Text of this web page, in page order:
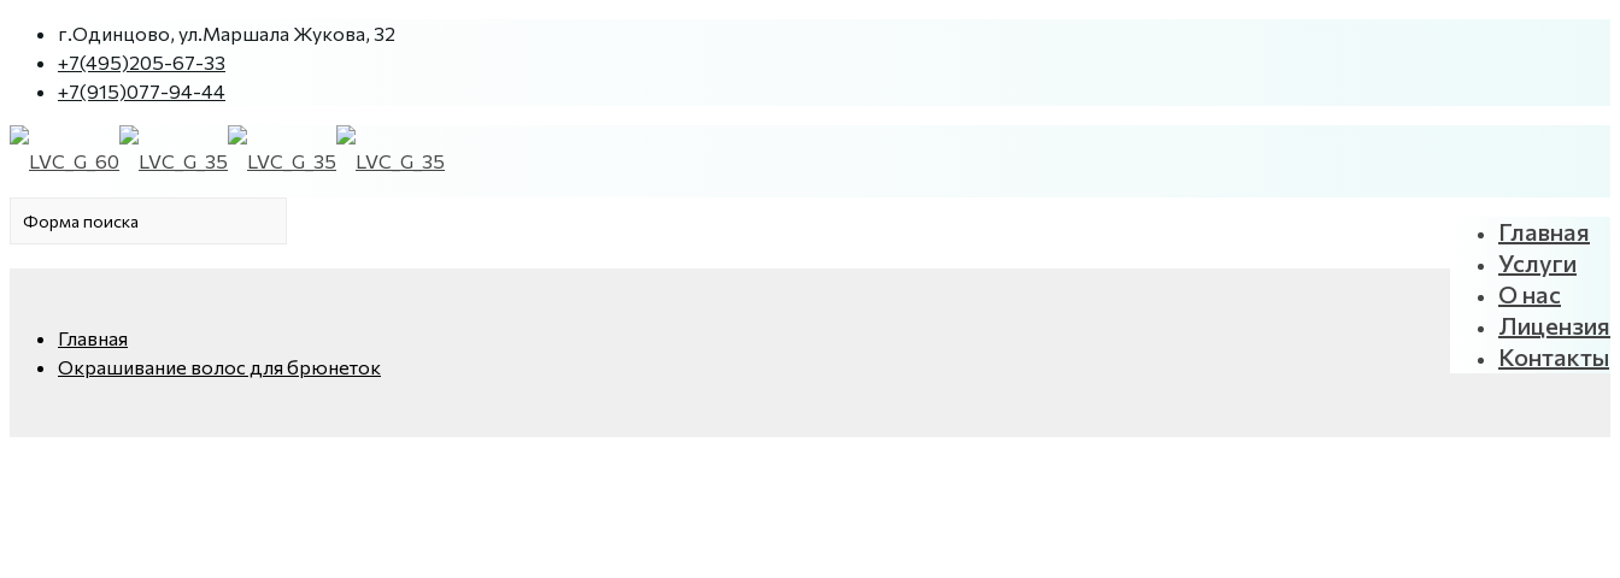
г.Одинцово, ул.Маршала Жукова, 32
+7(495)205-67-33
+7(915)077-94-44
Главная
Услуги
О нас
Лицензия
Контакты
Главная
Окрашивание волос для брюнеток